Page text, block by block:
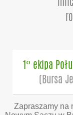
1° ekipa
(Bursa
Zapraszamy na